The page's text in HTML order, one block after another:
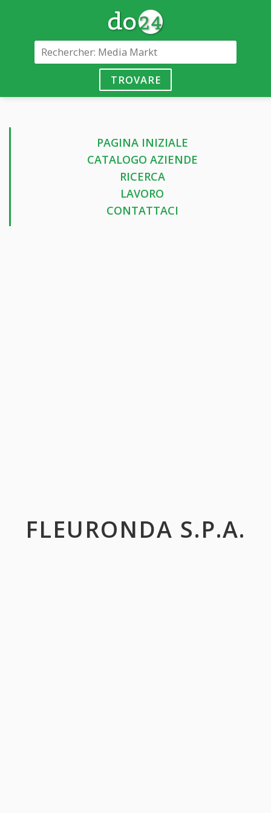
TROVARE
PAGINA INIZIALE
CATALOGO AZIENDE
RICERCA
LAVORO
CONTATTACI
FLEURONDA S.P.A.